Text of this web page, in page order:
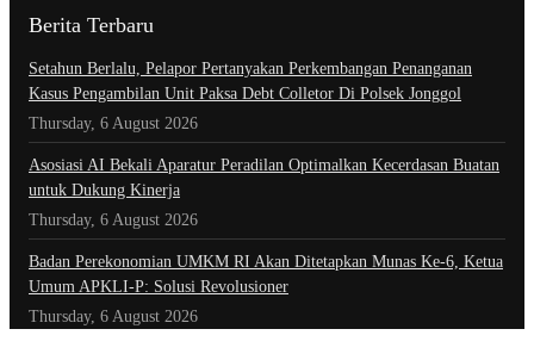
Berita Terbaru
Setahun Berlalu, Pelapor Pertanyakan Perkembangan Penanganan
Kasus Pengambilan Unit Paksa Debt Colletor Di Polsek Jonggol
Thursday, 6 August 2026
Asosiasi AI Bekali Aparatur Peradilan Optimalkan Kecerdasan Buatan
untuk Dukung Kinerja
Thursday, 6 August 2026
Badan Perekonomian UMKM RI Akan Ditetapkan Munas Ke-6, Ketua
Umum APKLI-P: Solusi Revolusioner
Thursday, 6 August 2026